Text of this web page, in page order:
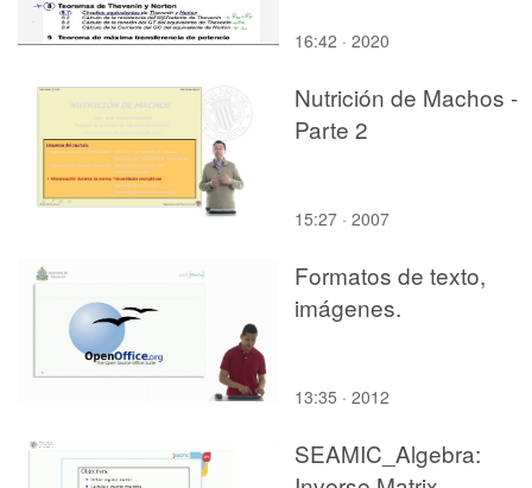
16:42 · 2020
Nutrición de Machos -
Parte 2
15:27 · 2007
Formatos de texto,
imágenes.
13:35 · 2012
SEAMIC_Algebra: